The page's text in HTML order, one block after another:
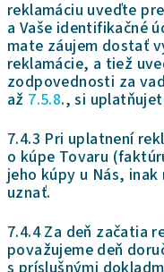
reklamáciu uveďte
a Vaše identifikačné
mate záujem dostať
reklamácie, a tiež
zodpovednosti za
až 7.5.8., si
7.4.3 Pri uplatnení
o kúpe Tovaru
jeho kúpy u Nás, inak
uznať.
7.4.4 Za deň začatia
považujeme deň